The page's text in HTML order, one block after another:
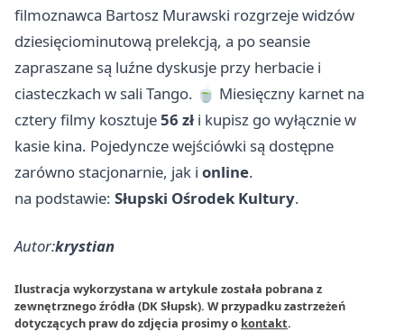
filmoznawca Bartosz Murawski rozgrzeje widzów
dziesięciominutową prelekcją, a po seansie
zapraszane są luźne dyskusje przy herbacie i
ciasteczkach w sali Tango. 🍵 Miesięczny karnet na
cztery filmy kosztuje56 zł i kupisz go wyłącznie w
kasie kina. Pojedyncze wejściówki są dostępne
zarówno stacjonarnie, jak i online.
na podstawie: Słupski Ośrodek Kultury.
Autor:krystian
Ilustracja wykorzystana w artykule została pobrana z
zewnętrznego źródła (DK Słupsk). W przypadku zastrzeżeń
dotyczących praw do zdjęcia prosimy o kontakt.